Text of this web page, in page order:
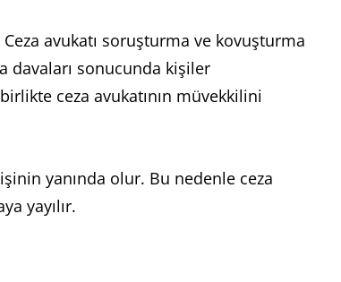
avukatı soruşturma ve kovuşturma
davaları sonucunda kişiler
ceza avukatının müvekkilini
yanında olur. Bu nedenle ceza
yayılır.